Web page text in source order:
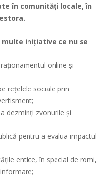
în comunități locale, în
inițiative ce nu se
online și
rețelele sociale prin
dezminți zvonurile și
pentru a evalua impactul
entice, în special de romi,